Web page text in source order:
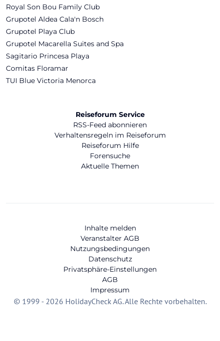
Royal Son Bou Family Club
Grupotel Aldea Cala'n Bosch
Grupotel Playa Club
Grupotel Macarella Suites and Spa
Sagitario Princesa Playa
Comitas Floramar
TUI Blue Victoria Menorca
Reiseforum Service
RSS-Feed abonnieren
Verhaltensregeln im Reiseforum
Reiseforum Hilfe
Forensuche
Aktuelle Themen
Inhalte melden
Veranstalter AGB
Nutzungsbedingungen
Datenschutz
Privatsphäre-Einstellungen
AGB
Impressum
© 1999 - 2026 HolidayCheck AG. Alle Rechte vorbehalten.